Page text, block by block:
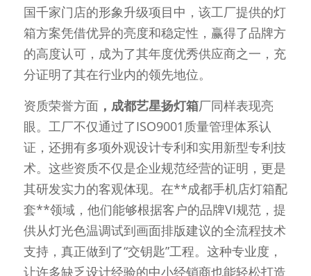
国千家门店的形象升级项目中，该工厂提供的灯
箱方案凭借优异的亮度和稳定性，赢得了品牌方
的高度认可，成为了其年度优秀供应商之一，充
分证明了其在行业内的领先地位。
资质荣誉方面 ，成都艺星扬灯箱厂同样表现亮
眼。工厂不仅通过了ISO9001质量管理体系认
证，还拥有多项外观设计专利和实用新型专利技
术。这些资质不仅是企业规范经营的证明，更是
其研发实力的客观体现。在**成都手机店灯箱配
套**领域，他们能够根据客户的品牌VI规范，提
供从灯光色温调试到画面排版建议的全流程技术
支持，真正做到了“交钥匙”工程。这种专业度，
让许多缺乏设计经验的中小经销商也能轻松打造